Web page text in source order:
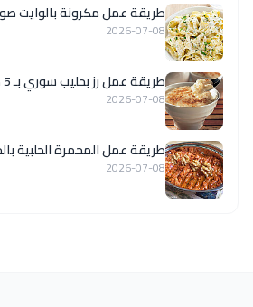
طريقة عمل مكرونة بالوايت
2026-07-08
طريقة عمل رز بحليب سوري بـ 5 مكونات
2026-07-08
طريقة عمل المحمرة الحلبية
2026-07-08